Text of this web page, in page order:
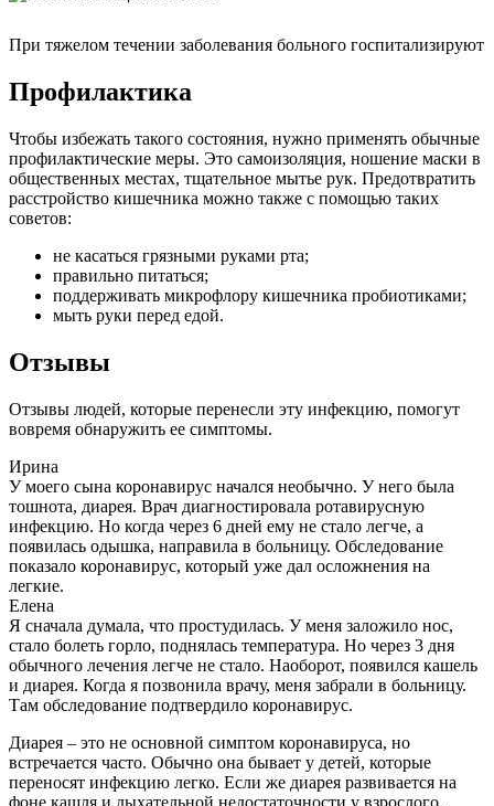
При тяжелом течении заболевания больного госпитализируют
Профилактика
Чтобы избежать такого состояния, нужно применять обычные
профилактические меры. Это самоизоляция, ношение маски в
общественных местах, тщательное мытье рук. Предотвратить
расстройство кишечника можно также с помощью таких
советов:
не касаться грязными руками рта;
правильно питаться;
поддерживать микрофлору кишечника пробиотиками;
мыть руки перед едой.
Отзывы
Отзывы людей, которые перенесли эту инфекцию, помогут
вовремя обнаружить ее симптомы.
Ирина
У моего сына коронавирус начался необычно. У него была
тошнота, диарея. Врач диагностировала ротавирусную
инфекцию. Но когда через 6 дней ему не стало легче, а
появилась одышка, направила в больницу. Обследование
показало коронавирус, который уже дал осложнения на
легкие.
Елена
Я сначала думала, что простудилась. У меня заложило нос,
стало болеть горло, поднялась температура. Но через 3 дня
обычного лечения легче не стало. Наоборот, появился кашель
и диарея. Когда я позвонила врачу, меня забрали в больницу.
Там обследование подтвердило коронавирус.
Диарея – это не основной симптом коронавируса, но
встречается часто. Обычно она бывает у детей, которые
переносят инфекцию легко. Если же диарея развивается на
фоне кашля и дыхательной недостаточности у взрослого,